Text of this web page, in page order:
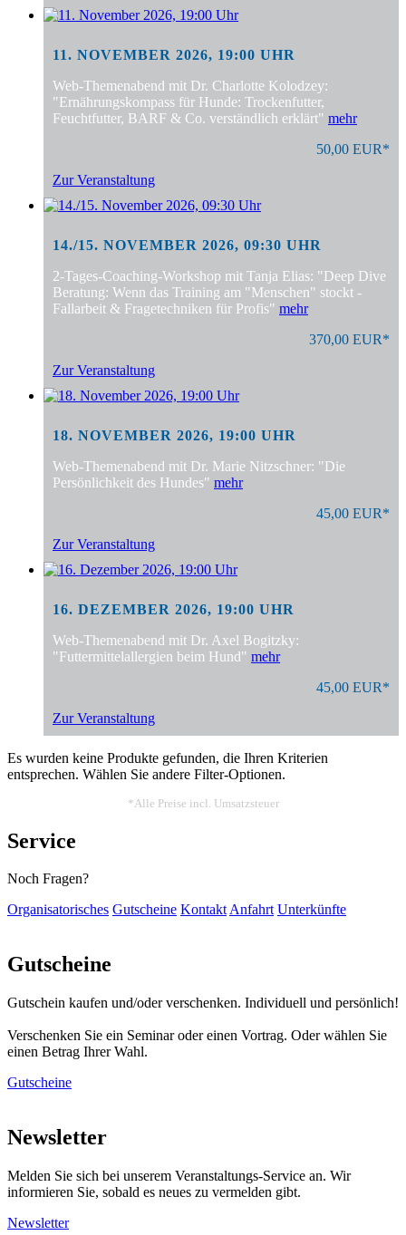
11. NOVEMBER 2026, 19:00 UHR
Web-Themenabend mit Dr. Charlotte Kolodzey:
"Ernährungskompass für Hunde: Trockenfutter,
Feuchtfutter, BARF & Co. verständlich erklärt" mehr
50,00 EUR*
Zur Veranstaltung
14./15. NOVEMBER 2026, 09:30 UHR
2-Tages-Coaching-Workshop mit Tanja Elias: "Deep Dive
Beratung: Wenn das Training am "Menschen" stockt -
Fallarbeit & Fragetechniken für Profis" mehr
370,00 EUR*
Zur Veranstaltung
18. NOVEMBER 2026, 19:00 UHR
Web-Themenabend mit Dr. Marie Nitzschner: "Die
Persönlichkeit des Hundes" mehr
45,00 EUR*
Zur Veranstaltung
16. DEZEMBER 2026, 19:00 UHR
Web-Themenabend mit Dr. Axel Bogitzky:
"Futtermittelallergien beim Hund" mehr
45,00 EUR*
Zur Veranstaltung
Es wurden keine Produkte gefunden, die Ihren Kriterien
entsprechen. Wählen Sie andere Filter-Optionen.
*Alle Preise incl. Umsatzsteuer
Service
Noch Fragen?
Organisatorisches Gutscheine KontaktAnfahrt Unterkünfte
Gutscheine
Gutschein kaufen und/oder verschenken. Individuell und persönlich!
Verschenken Sie ein Seminar oder einen Vortrag. Oder wählen Sie
einen Betrag Ihrer Wahl.
Gutscheine
Newsletter
Melden Sie sich bei unserem Veranstaltungs-Service an. Wir
informieren Sie, sobald es neues zu vermelden gibt.
Newsletter